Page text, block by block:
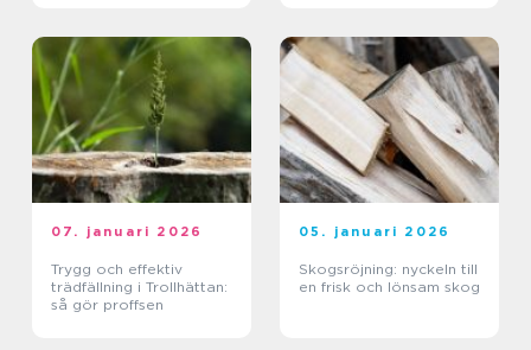
07. januari 2026
Trygg och effektiv
trädfällning i Trollhättan:
så gör proffsen
05. januari 2026
Skogsröjning: nyckeln till
en frisk och lönsam skog